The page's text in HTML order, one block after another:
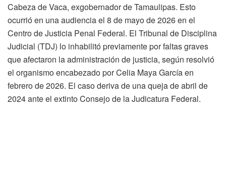
Cabeza de Vaca, exgobernador de Tamaulipas. Esto
ocurrió en una audiencia el 8 de mayo de 2026 en el
Centro de Justicia Penal Federal. El Tribunal de Disciplina
Judicial (TDJ) lo inhabilitó previamente por faltas graves
que afectaron la administración de justicia, según resolvió
el organismo encabezado por Celia Maya García en
febrero de 2026. El caso deriva de una queja de abril de
2024 ante el extinto Consejo de la Judicatura Federal.